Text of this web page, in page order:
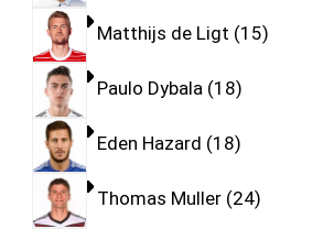
Matthijs de Ligt 15
Paulo Dybala 18
Eden Hazard 18
Thomas Muller 24